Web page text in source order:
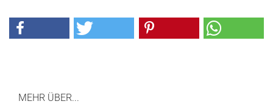
MEHR ÜBER...